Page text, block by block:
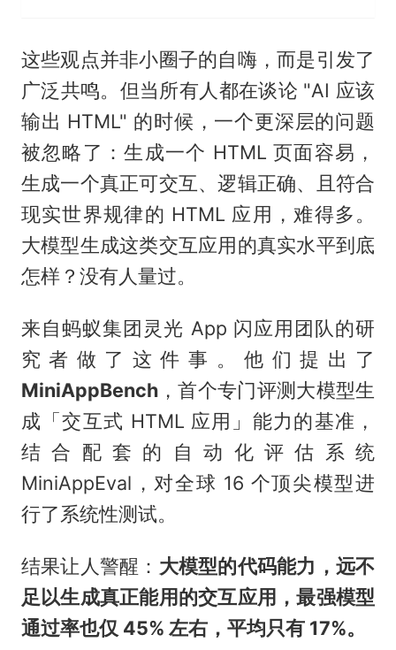
这些观点并非小圈子的自嗨，而是引发了
广泛共鸣。但当所有人都在谈论 "AI 应该
输出 HTML" 的时候，一个更深层的问题
被忽略了：生成一个 HTML 页面容易，
生成一个真正可交互、逻辑正确、且符合
现实世界规律的 HTML 应用，难得多。
大模型生成这类交互应用的真实水平到底
怎样？没有人量过。
来自蚂蚁集团灵光 App 闪应用团队的研
究者做了这件事。他们提出了
MiniAppBench，首个专门评测大模型生
成「交互式 HTML 应用」能力的基准，
结合配套的自动化评估系统
MiniAppEval，对全球 16 个顶尖模型进
行了系统性测试。
结果让人警醒： 大模型的代码能力，远不
足以生成真正能用的交互应用，最强模型
通过率也仅 45% 左右，平均只有 17%。